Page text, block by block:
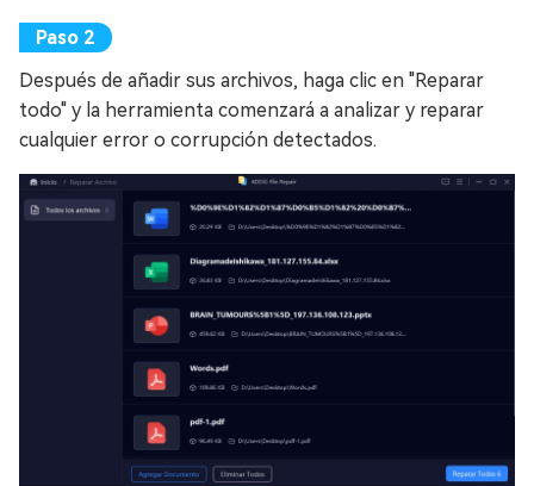
Después de añadir sus archivos, haga clic en "Reparar
todo" y la herramienta comenzará a analizar y reparar
cualquier error o corrupción detectados.